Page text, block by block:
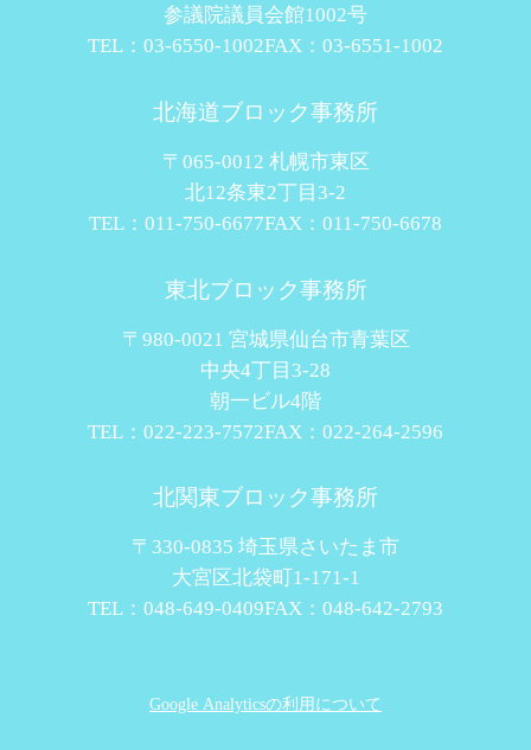
参議院議員会館1002号
TEL：03-6550-1002FAX：03-6551-1002
北海道ブロック事務所
〒065-0012 札幌市東区
北12条東2丁目3-2
TEL：011-750-6677FAX：011-750-6678
東北ブロック事務所
〒980-0021 宮城県仙台市青葉区
中央4丁目3-28
朝一ビル4階
TEL：022-223-7572FAX：022-264-2596
北関東ブロック事務所
〒330-0835 埼玉県さいたま市
大宮区北袋町1-171-1
TEL：048-649-0409FAX：048-642-2793
Google Analyticsの利用について